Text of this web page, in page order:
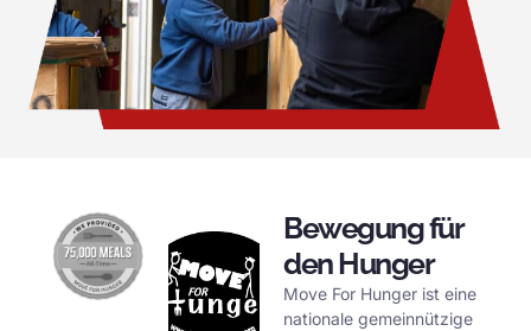
Bewegung für
den Hunger
Move For Hunger ist eine
nationale gemeinnützige